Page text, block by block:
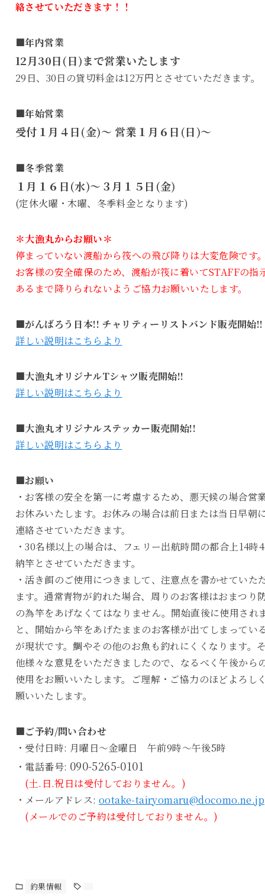
絡させていただきます！！
■年内営業
12月30日(日)まで営業いたします
29日、30日の貸切料金は12万円とさせていただきます。
■年始営業
受付１月４日(金)～ 営業１月６日(日)～
■冬季営業
１月１６日(水)～３月１５日(金)
(定休火曜・木曜、冬季料金となります)
＊大漁丸からお願い＊
停まっていない渡船から筏への飛び降りは大変危険です
お客様の安全確保のため、渡船が筏に着いてSTAFFの指
あるまで降りられないようご協力お願いいたします。
■がんばろう日本!! チャリティーリストバンド販売開始!!
詳しい説明はこちらより
■大漁丸オリジナルTシャツ販売開始!!
詳しい説明はこちらより
■大漁丸オリジナルステッカー販売開始!!
詳しい説明はこちらより
■お願い
・お客様の安全を第一に考慮するため、悪天候の場合営
お休みいたします。お休みの場合は前日または当日早朝
連絡させていただきます。
・30名様以上の場合は、フェリー出航時間の都合上14時
納竿とさせていただきます。
・活き餌のご使用につきまして、注意点を書かせていた
ます。通常青物が釣れた場合、周りのお客様はおまつり
の為竿をあげなくてはなりません。開始直後に使用され
と、開始から竿をあげたままのお客様が出てしまってい
が現状です。鯛やその他のお魚も釣れにくくなります。
他様々な意見をいただきましたので、なるべく午後から
使用をお願いいたします。ご理解・ご協力のほどよろし
願いいたします。
■ご予約/問い合わせ
・受付日時: 月曜日～金曜日 午前9時～午後5時
・電話番号: 090-5265-0101
(土.日.祝日は受付しておりません。)
・メールアドレス: ootake-tairyomaru@docomo.ne.jp
(メールでのご予約は受付しておりません。)
釣果情報